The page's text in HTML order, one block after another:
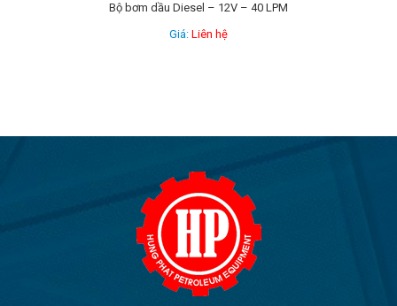
Bộ Đồng hồ 60 + Bơm + Motor phòng nổ
Giá: Liên hệ